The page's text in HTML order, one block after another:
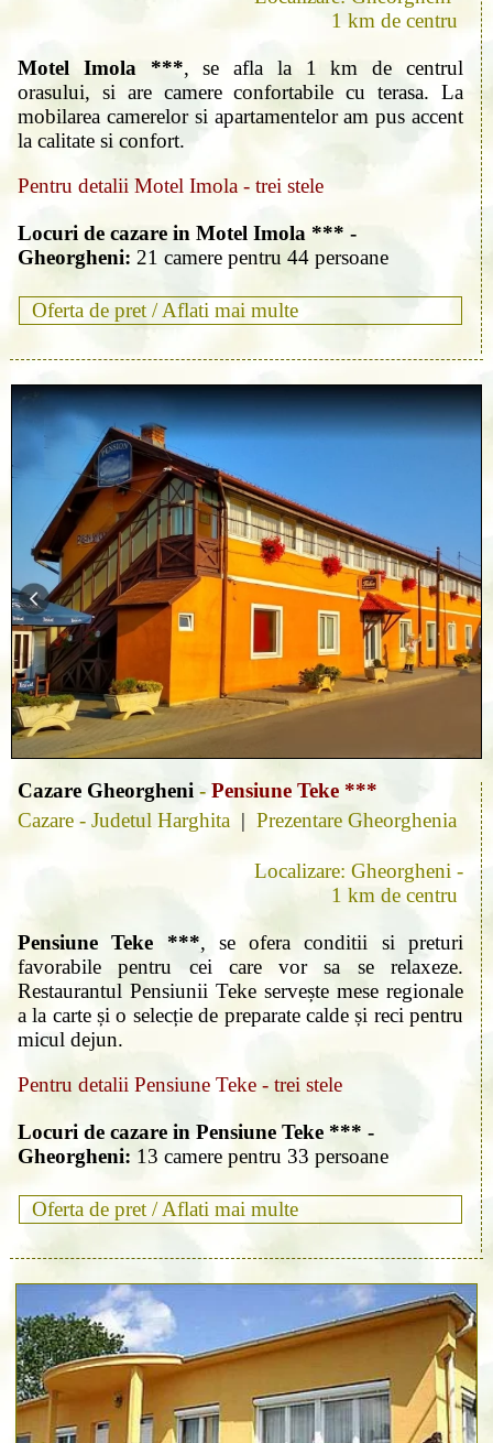
1 km de centru
Motel Imola ***, se afla la 1 km de centrul
orasului, si are camere confortabile cu terasa. La
mobilarea camerelor si apartamentelor am pus accent
la calitate si confort.
Pentru detalii Motel Imola - trei stele
Locuri de cazare in Motel Imola *** -
Gheorgheni: 21 camere pentru 44 persoane
Oferta de pret / Aflati mai multe
Cazare Gheorgheni - Pensiune Teke ***
Cazare - Judetul Harghita| Prezentare Gheorghenia
Localizare: Gheorgheni -
1 km de centru
Pensiune Teke ***, se ofera conditii si preturi
favorabile pentru cei care vor sa se relaxeze.
Restaurantul Pensiunii Teke servește mese regionale
a la carte și o selecție de preparate calde și reci pentru
micul dejun.
Pentru detalii Pensiune Teke - trei stele
Locuri de cazare in Pensiune Teke *** -
Gheorgheni: 13 camere pentru 33 persoane
Oferta de pret / Aflati mai multe